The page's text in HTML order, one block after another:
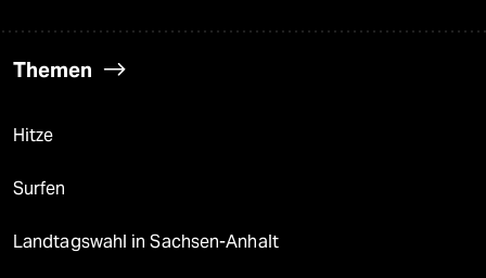
Themen
Hitze
Surfen
Landtagswahl in Sachsen-Anhalt